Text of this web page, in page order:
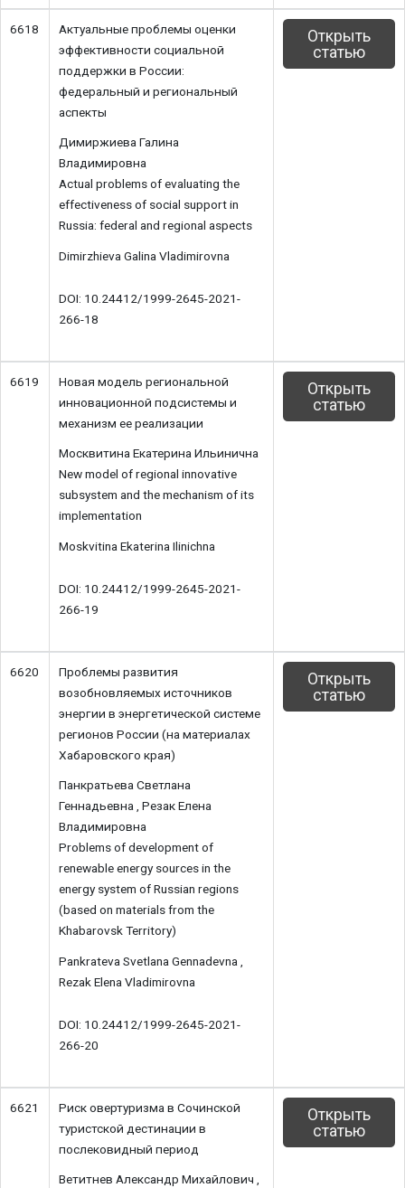
6618
Актуальные проблемы оценки
эффективности социальной
поддержки в России:
федеральный и региональный
аспекты
Димиржиева Галина
Владимировна
Actual problems of evaluating the
effectiveness of social support in
Russia: federal and regional aspects
Dimirzhieva Galina Vladimirovna
DOI: 10.24412/1999-2645-2021-
266-18
Открыть
статью
6619
Новая модель региональной
инновационной подсистемы и
механизм ее реализации
Москвитина Екатерина Ильинична
New model of regional innovative
subsystem and the mechanism of its
implementation
Moskvitina Ekaterina Ilinichna
DOI: 10.24412/1999-2645-2021-
266-19
Открыть
статью
6620
Проблемы развития
возобновляемых источников
энергии в энергетической системе
регионов России (на материалах
Хабаровского края)
Панкратьева Светлана
Геннадьевна , Резак Елена
Владимировна
Problems of development of
renewable energy sources in the
energy system of Russian regions
(based on materials from the
Khabarovsk Territory)
Pankrateva Svetlana Gennadevna ,
Rezak Elena Vladimirovna
DOI: 10.24412/1999-2645-2021-
266-20
Открыть
статью
6621
Риск овертуризма в Сочинской
туристской дестинации в
послековидный период
Ветитнев Александр Михайлович ,
Открыть
статью